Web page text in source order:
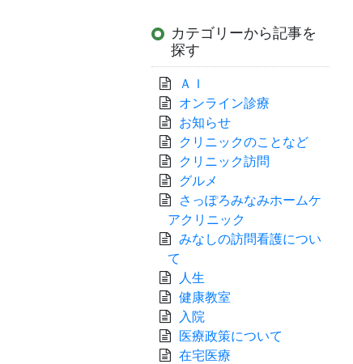
カテゴリーから記事を
探す
ＡＩ
オンライン診療
お知らせ
クリニックのことなど
クリニック訪問
グルメ
さっぽろみなみホームケ
アクリニック
みなしの訪問看護につい
て
人生
健康教室
入院
医療政策について
在宅医療